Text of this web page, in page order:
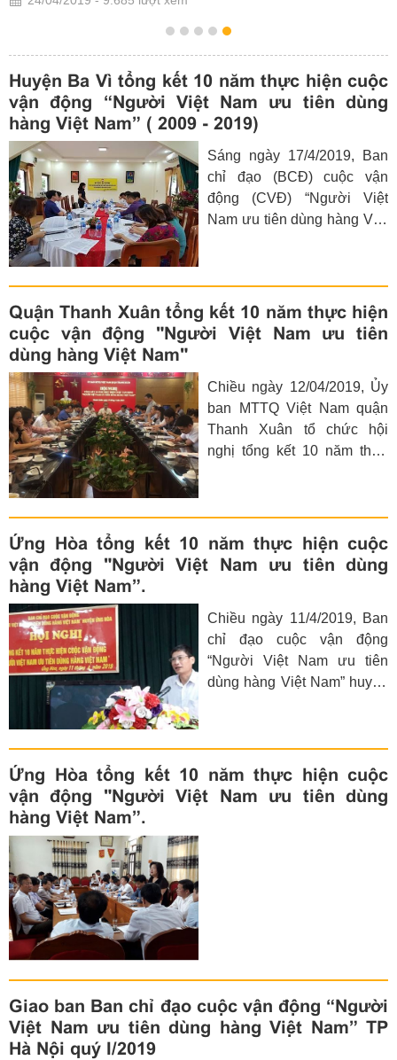
Huyện Ba Vì tổng kết 10 năm thực hiện cuộc
vận động “Người Việt Nam ưu tiên dùng
hàng Việt Nam” ( 2009 - 2019)
Sáng ngày 17/4/2019, Ban
chỉ đạo (BCĐ) cuộc vận
động (CVĐ) “Người Việt
Nam ưu tiên dùng hàng Việt
thực hiện CVĐ “Người Việt
Nam ưu tiên dùng hàng Việt
Nam” trên địa bàn huyện.
Dự hội nghị các các đồng
và các thành viên tổ giúp
việc BCĐ cuộc vận động
“Người Việt Nam ưu tiên
dùng hàng Việt Nam” huyện
Quận Thanh Xuân tổng kết 10 năm thực hiện
cuộc vận động "Người Việt Nam ưu tiên
dùng hàng Việt Nam"
Chiều ngày 12/04/2019, Ủy
ban MTTQ Việt Nam quận
Thanh Xuân tổ chức hội
nghị tổng kết 10 năm thực
Việt Nam”.
Ứng Hòa tổng kết 10 năm thực hiện cuộc
vận động "Người Việt Nam ưu tiên dùng
hàng Việt Nam”.
Chiều ngày 11/4/2019, Ban
chỉ đạo cuộc vận động
“Người Việt Nam ưu tiên
dùng hàng Việt Nam” huyện
cuộc vận động “Người Việt
Nam ưu tiên dùng hàng Việt
Nam” trên địa bàn huyện
Ứng Hòa tổng kết 10 năm thực hiện cuộc
vận động "Người Việt Nam ưu tiên dùng
hàng Việt Nam”.
Giao ban Ban chỉ đạo cuộc vận động “Người
Việt Nam ưu tiên dùng hàng Việt Nam” TP
Hà Nội quý I/2019